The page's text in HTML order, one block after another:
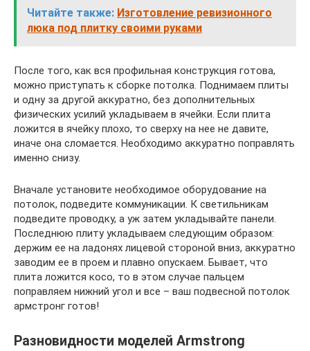
Читайте также: Изготовление ревизионного
люка под плитку своими руками
После того, как вся профильная конструкция готова,
можно приступать к сборке потолка. Поднимаем плиты
и одну за другой аккуратно, без дополнительных
физических усилий укладываем в ячейки. Если плита
ложится в ячейку плохо, то сверху на нее не давите,
иначе она сломается. Необходимо аккуратно поправлять
именно снизу.
Вначале установите необходимое оборудование на
потолок, подведите коммуникации. К светильникам
подведите проводку, а уж затем укладывайте панели.
Последнюю плиту укладываем следующим образом:
держим ее на ладонях лицевой стороной вниз, аккуратно
заводим ее в проем и плавно опускаем. Бывает, что
плита ложится косо, то в этом случае пальцем
поправляем нижний угол и все – ваш подвесной потолок
армстронг готов!
Разновидности моделей Armstrong